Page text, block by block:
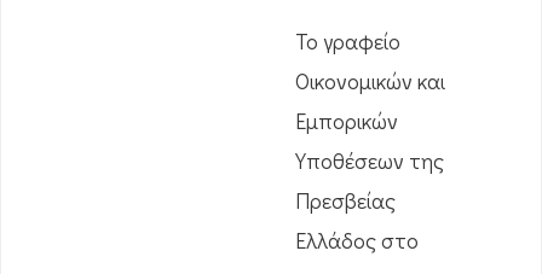
Το γραφείο
Οικονομικών και
Εμπορικών
Υποθέσεων της
Πρεσβείας
Ελλάδος στο